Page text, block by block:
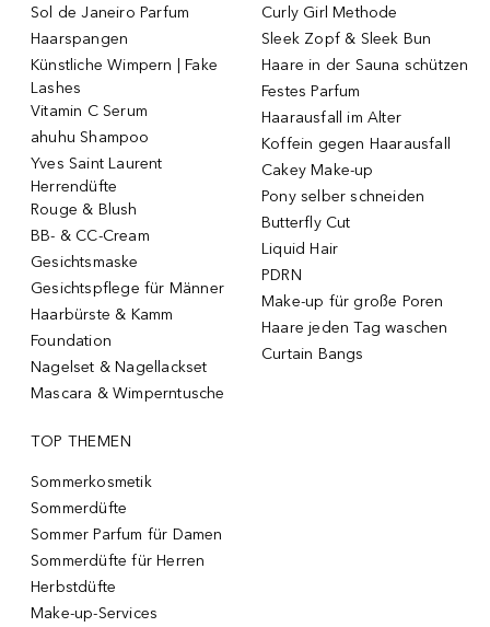
Sol de Janeiro Parfum
Haarspangen
Künstliche Wimpern | Fake
Lashes
Vitamin C Serum
ahuhu Shampoo
Yves Saint Laurent
Herrendüfte
Rouge & Blush
BB- & CC-Cream
Gesichtsmaske
Gesichtspflege für Männer
Haarbürste & Kamm
Foundation
Nagelset & Nagellackset
Mascara & Wimperntusche
Curly Girl Methode
Sleek Zopf & Sleek Bun
Haare in der Sauna schützen
Festes Parfum
Haarausfall im Alter
Koffein gegen Haarausfall
Cakey Make-up
Pony selber schneiden
Butterfly Cut
Liquid Hair
PDRN
Make-up für große Poren
Haare jeden Tag waschen
Curtain Bangs
TOP THEMEN
Sommerkosmetik
Sommerdüfte
Sommer Parfum für Damen
Sommerdüfte für Herren
Herbstdüfte
Make-up-Services